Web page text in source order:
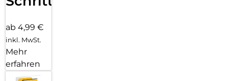
ab 4,99 €
inkl. MwSt.
Mehr
erfahren